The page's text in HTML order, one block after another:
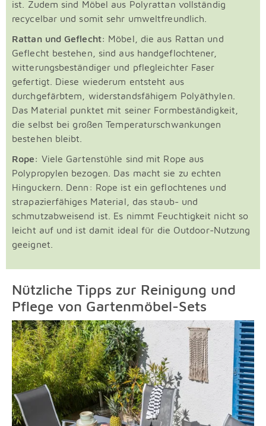
ist. Zudem sind Möbel aus Polyrattan vollständig
recycelbar und somit sehr umweltfreundlich.
Rattan und Geflecht: Möbel, die aus Rattan und
Geflecht bestehen, sind aus handgeflochtener,
witterungsbeständiger und pflegleichter Faser
gefertigt. Diese wiederum entsteht aus
durchgefärbtem, widerstandsfähigem Polyäthylen.
Das Material punktet mit seiner Formbeständigkeit,
die selbst bei großen Temperaturschwankungen
bestehen bleibt.
Rope: Viele Gartenstühle sind mit Rope aus
Polypropylen bezogen. Das macht sie zu echten
Hinguckern. Denn: Rope ist ein geflochtenes und
strapazierfähiges Material, das staub- und
schmutzabweisend ist. Es nimmt Feuchtigkeit nicht so
leicht auf und ist damit ideal für die Outdoor-Nutzung
geeignet.
Nützliche Tipps zur Reinigung und
Pflege von Gartenmöbel-Sets